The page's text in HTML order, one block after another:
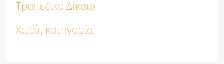
Τραπεζικό Δίκαιο
Χωρίς κατηγορία